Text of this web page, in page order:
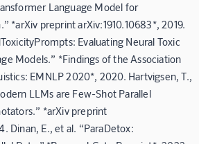
Language Model for
*arXiv preprint arXiv:1910.10683*, 2019.
Evaluating Neural Toxic
Models.” *Findings of the Association
EMNLP 2020*, 2020. Hartvigsen, T.,
LLMs are Few-Shot Parallel
*arXiv preprint
Dinan, E., et al. “ParaDetox: